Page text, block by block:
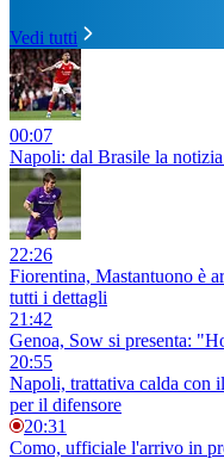
Vedi tutti
00:07
Napoli: dal Brasile la
22:26
Fiorentina, Mastantuono è
tutti i dettagli
21:42
Genoa, Sow si presenta:
20:55
Napoli, trattativa calda con
per il difensore
20:31
Como, ufficiale l'arrivo in